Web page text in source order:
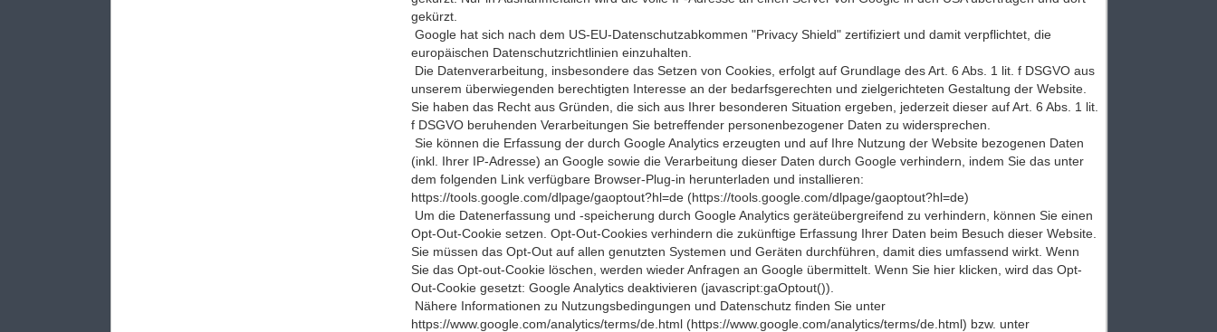
gekürzt.
Google hat sich nach dem US-EU-Datenschutzabkommen "Privacy Shield" zertifiziert und damit verpflichtet, die
europäischen Datenschutzrichtlinien einzuhalten.
Die Datenverarbeitung, insbesondere das Setzen von Cookies, erfolgt auf Grundlage des Art. 6 Abs. 1 lit. f DSGVO aus
unserem überwiegenden berechtigten Interesse an der bedarfsgerechten und zielgerichteten Gestaltung der Website.
Sie haben das Recht aus Gründen, die sich aus Ihrer besonderen Situation ergeben, jederzeit dieser auf Art. 6 Abs. 1 lit.
f DSGVO beruhenden Verarbeitungen Sie betreffender personenbezogener Daten zu widersprechen.
Sie können die Erfassung der durch Google Analytics erzeugten und auf Ihre Nutzung der Website bezogenen Daten
(inkl. Ihrer IP-Adresse) an Google sowie die Verarbeitung dieser Daten durch Google verhindern, indem Sie das unter
dem folgenden Link verfügbare Browser-Plug-in herunterladen und installieren:
https://tools.google.com/dlpage/gaoptout?hl=de (https://tools.google.com/dlpage/gaoptout?hl=de)
Um die Datenerfassung und -speicherung durch Google Analytics geräteübergreifend zu verhindern, können Sie einen
Opt-Out-Cookie setzen. Opt-Out-Cookies verhindern die zukünftige Erfassung Ihrer Daten beim Besuch dieser Website.
Sie müssen das Opt-Out auf allen genutzten Systemen und Geräten durchführen, damit dies umfassend wirkt. Wenn
Sie das Opt-out-Cookie löschen, werden wieder Anfragen an Google übermittelt. Wenn Sie hier klicken, wird das Opt-
Out-Cookie gesetzt: Google Analytics deaktivieren (javascript:gaOptout()).
Nähere Informationen zu Nutzungsbedingungen und Datenschutz finden Sie unter
https://www.google.com/analytics/terms/de.html (https://www.google.com/analytics/terms/de.html) bzw. unter